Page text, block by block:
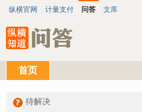
纵横官网 计量支付 问答 文库
首页
待解决